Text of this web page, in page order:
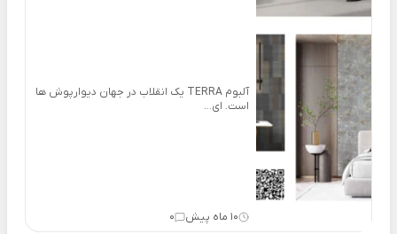
آلبوم TERRA یک انقلاب در جهان دیوارپوش ها
است. ای...
10 ماه پیش 0